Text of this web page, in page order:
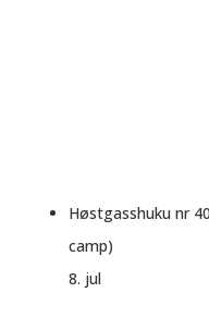
Høstgasshuku nr
camp)
8. jul